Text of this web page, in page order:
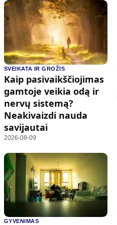
SVEIKATA IR GROŽIS
Kaip pasivaikščiojimas
gamtoje veikia odą ir
nervų sistemą?
Neakivaizdi nauda
savijautai
2026-08-09
GYVENIMAS